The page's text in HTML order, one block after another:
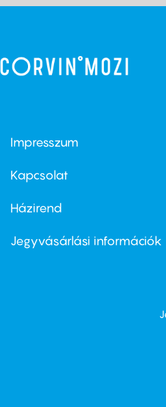
Footer
first
Impresszum
Kapcsolat
Footer
second
Házirend
Jegyvásárlási információk